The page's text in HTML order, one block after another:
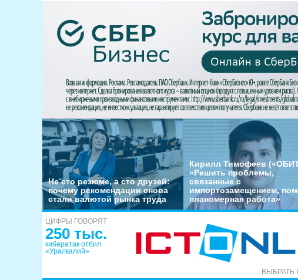
Не сто резюме, а сто друзей:
почему рекомендации снова
стали валютой рынка труда
Кирилл Тимофеев
«Решить проблемы,
связанные с
импортозамещением,
планомерная работа»
ЦИФРЫ ГОВОРЯТ
250 тыс.
кибератак отбил
«Уралкалий»
ВЫБРАТЬ